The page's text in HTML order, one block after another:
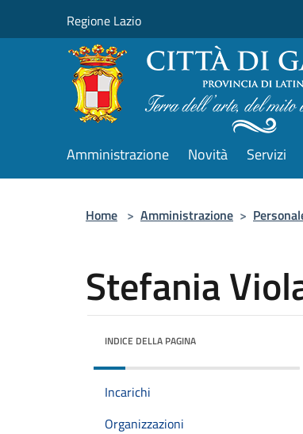
Regione Lazio
Amministrazione Novità Servizi
Home > Amministrazione >
Stefania
INDICE DELLA PAGINA
Incarichi
Organizzazioni